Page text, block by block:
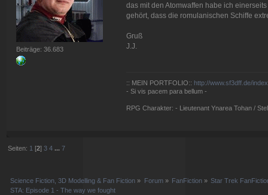
Beiträge: 36.683
das mit den Atomwaffen habe ich
gehört, dass die romulanischen Schiffe
Gruß
J.J.
:: MEIN PORTFOLIO:: http://www.sf3dff.de/
- Si vis pacem para bellum -
RPG Charakter: - Lieutenant Ynarea Tohan /
Seiten: 1 [2]3 4 ...7
Science Fiction, 3D Modelling & Fan Fiction » Forum» FanFiction » Star Trek
STA: Episode 1 - The way we fought